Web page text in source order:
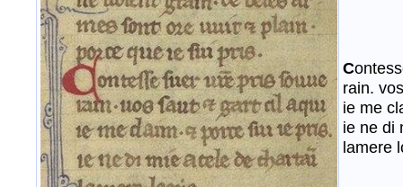
C
rain.
ie me
ie ne di
lamere